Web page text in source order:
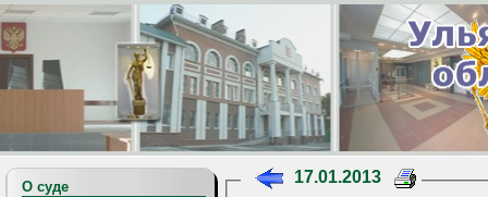
О суде
17.01.2013